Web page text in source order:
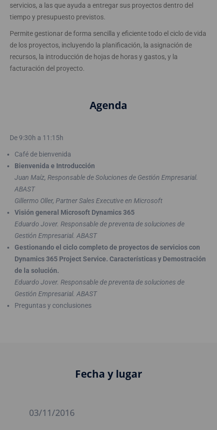
servicios, a las que ayuda a entregar sus proyectos dentro del
tiempo y presupuesto previstos.
Permite gestionar de forma sencilla y eficiente todo el ciclo de vida
de los proyectos, incluyendo la planificación, la asignación de
recursos, la introducción de hojas de horas y gastos, y la
facturación del proyecto.
Agenda
De 9:30h a 11:15h
Café de bienvenida
Bienvenida e Introducción
Juan Maíz, Responsable de Soluciones de Gestión Empresarial.
ABAST
Gillermo Oller, Partner Sales Executive en Microsoft
Visión general Microsoft Dynamics 365
Eduardo Jover. Responsable de preventa de soluciones de
Gestión Empresarial. ABAST
Gestionando el ciclo completo de proyectos de servicios con
Dynamics 365 Project Service. Características y Demostración
de la solución.
Eduardo Jover. Responsable de preventa de soluciones de
Gestión Empresarial. ABAST
Preguntas y conclusiones
Fecha y lugar
03/11/2016